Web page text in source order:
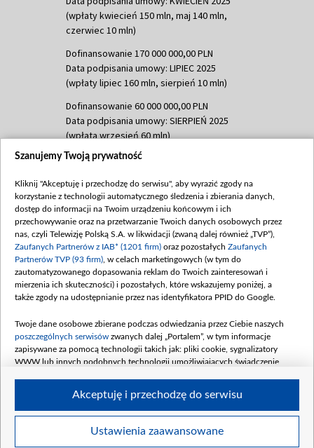
(wpłaty kwiecień 150 mln, maj 140 mln,
czerwiec 10 mln)
Dofinansowanie 170 000 000,00 PLN
Data podpisania umowy: LIPIEC 2025
(wpłaty lipiec 160 mln, sierpień 10 mln)
Dofinansowanie 60 000 000,00 PLN
Data podpisania umowy: SIERPIEŃ 2025
(wpłata wrzesień 60 mln)
Dofinansowanie 635 783 051,21 PLN
(wpłata wrzesień 100 mln, październik 350
mln, listopad 265 mln)
Dofinansowanie 48 862 000,00 PLN
Data podpisania umowy: GRUDZIEŃ 2025
(wpłata grudzień 60,548 mln)
Dofinansowanie 900 000 000,00 PLN
Data podpisania umowy: LUTY 2026 (wpłata
kwiecień 180 mln, 7 maja 180 mln, 8
czerwca 90 mln)
Dofinansowanie 250 000 000,00 PLN
4 sierpnia 250 mln
Szanujemy Twoją prywatność
Kliknij "Akceptuję i przechodzę do serwisu", aby wyrazić zgody na
korzystanie z technologii automatycznego śledzenia i zbierania danych,
dostęp do informacji na Twoim urządzeniu końcowym i ich
przechowywanie oraz na przetwarzanie Twoich danych osobowych przez
nas, czyli Telewizję Polską S.A. w likwidacji (zwaną dalej również „TVP”),
Zaufanych Partnerów z IAB* (1201 firm) oraz pozostałych Zaufanych
Partnerów TVP (93 firm) , w celach marketingowych (w tym do
zautomatyzowanego dopasowania reklam do Twoich zainteresowań i
mierzenia ich skuteczności) i pozostałych, które wskazujemy poniżej, a
także zgody na udostępnianie przez nas identyfikatora PPID do Google.
Twoje dane osobowe zbierane podczas odwiedzania przez Ciebie naszych
poszczególnych serwisów zwanych dalej „Portalem”, w tym informacje
zapisywane za pomocą technologii takich jak: pliki cookie, sygnalizatory
WWW lub innych podobnych technologii umożliwiających świadczenie
Twoje dane osobowe zbierane podczas odwiedzania przez Ciebie
Ustawienia zaawansowane
Akceptuję i przechodzę do serwisu